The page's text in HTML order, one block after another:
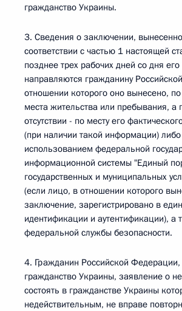
гражданство Украины.
3. Сведения о заключении,
соответствии с частью 1 настоящей
позднее трех рабочих дней со дня
направляются гражданину
отношении которого оно вынесено, по
места жительства или пребывания, а
отсутствии - по месту его
(при наличии такой информации)
использованием федеральной
информационной системы "Единый
государственных и муниципальных
(если лицо, в отношении которого
заключение, зарегистрировано в
идентификации и аутентификации), а
федеральной службы безопасности.
4. Гражданин Российской
гражданство Украины, заявление о
состоять в гражданстве Украины
недействительным, не вправе